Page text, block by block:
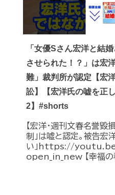
「女優Sさん宏洋と結
させられた！？」は宏
難」裁判所が認定【宏
訟】【宏洋氏の嘘を正
2】#shorts
【宏洋・週刊文春名誉毀
制」は嘘と認定。被告宏
い」https://
open_in_new 【幸福の